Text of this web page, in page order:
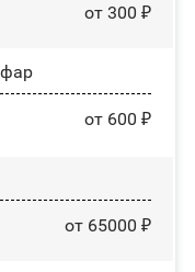
от 300 ₽
от 600 ₽
от 65000 ₽